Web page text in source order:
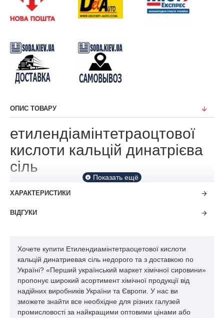
ОПИС ТОВАРУ
етилендіамінтетраоцтової
кислоти кальцій динатрієва
сіль
ХАРАКТЕРИСТИКИ
ВІДГУКИ
Хочете купити Етилендиамінтетраоцетової кислоти
кальцій динатриевая сіль недорого та з доставкою по
Україні? «Перший український маркет хімічної сировини»
пропонує широкий асортимент хімічної продукції від
надійних виробників України та Європи. У нас ви
зможете знайти все необхідне для різних галузей
промисловості за найкращими оптовими цінами або